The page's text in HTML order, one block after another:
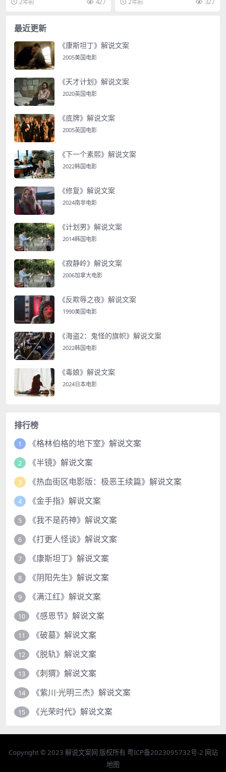
为走路走的太多，凉子...
然，父亲并没有认出他...
最近更新
《康斯坦丁》解说文案
2005美国电影
《天才计划》解说文案
2020英国电影
《底牌》解说文案
2005英国电影
《下一个素熙》解说文案
2022韩国电影
《修复》解说文案
2024南非电影
《计划男》解说文案
2014韩国电影
《寂静岭》解说文案
2006加拿大电影
《反欺辱之夜》解说文案
1990美国电影
《海盗2：鬼怪的旗帜》解说文案
2022韩国电影
《毒娘》解说文案
2024日本电影
排行榜
1 《格林伯格的地下室》解说文案
2 《半镜》解说文案
3 《热血街区电影版：极恶王续篇》解说文案
4 《金手指》解说文案
5 《我不是药神》解说文案
6 《打更人怪谈》解说文案
7 《康斯坦丁》解说文案
8 《阴阳先生》解说文案
9 《满江红》解说文案
10 《感恩节》解说文案
11 《破墓》解说文案
12 《脱轨》解说文案
13 《刺猬》解说文案
14 《紫川·光明三杰》解说文案
15 《光荣时代》解说文案
Copyright © 2023 解说文案网 版权所有 粤ICP备2023095732号-2 网站
地图